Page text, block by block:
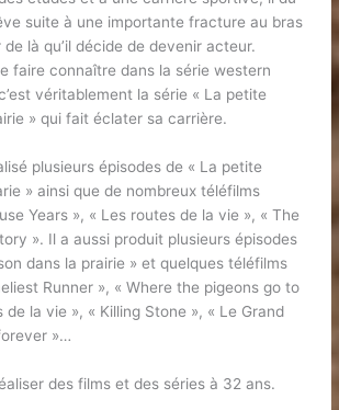
suite à une importante fracture au bras
de là qu’il décide de devenir acteur.
faire connaître dans la série western
véritablement la série « La petite
» qui fait éclater sa carrière.
plusieurs épisodes de « La petite
» ainsi que de nombreux téléfilms
Years », « Les routes de la vie », « The
». Il a aussi produit plusieurs épisodes
dans la prairie » et quelques téléfilms
Runner », « Where the pigeons go to
de la vie », « Killing Stone », « Le Grand
»…
des films et des séries à 32 ans.